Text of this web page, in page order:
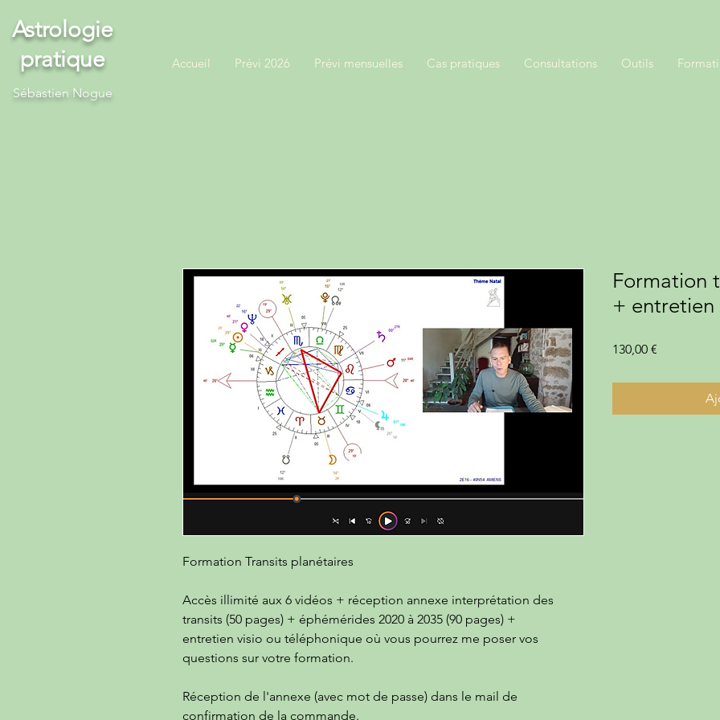
Astrologie
pratique
Sébastien Nogue
Accueil Prévi 2026 Prévi mensuelles Cas pratiques Consultations Outils
Formation Transits planétaires
Accès illimité aux 6 vidéos + réception annexe interprétation des
transits (50 pages) + éphémérides 2020 à 2035 (90 pages) +
entretien visio ou téléphonique où vous pourrez me poser vos
questions sur votre formation.
Réception de l'annexe (avec mot de passe) dans le mail de
confirmation de la commande.
Formation
+ entretien
130,00 €